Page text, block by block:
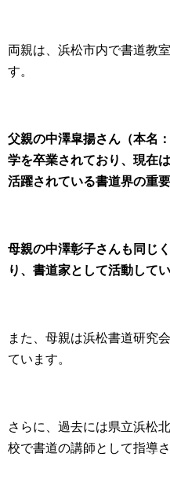
両親は、浜松市内で書道教
す。
父親の中澤皐揚さん（本名
学を卒業されており、現在
活躍されている書道界の重要
母親の中澤彰子さんも同じ
り、書道家として活動してい
また、母親は浜松書道研究
ています。
さらに、過去には県立浜松
校で書道の講師として指導